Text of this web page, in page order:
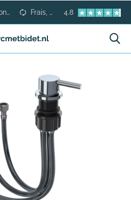
tous Frais, sûr et moderne 4.8